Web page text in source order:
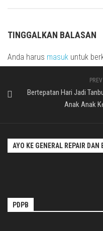
TINGGALKAN BALASAN
Anda harus masuk untuk
Bertepatan Hari Jadi
Anak Anak
AYO KE GENERAL REPAIR
PDPB